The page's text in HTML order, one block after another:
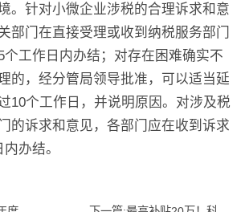
。针对小微企业涉税的合理诉求和意
部门在直接受理或收到纳税服务部门
工作日内办结；对存在困难确实不
的，经分管局领导批准，可以适当延
10个工作日，并说明原因。对涉及税
的诉求和意见，各部门应在收到诉求
办结。